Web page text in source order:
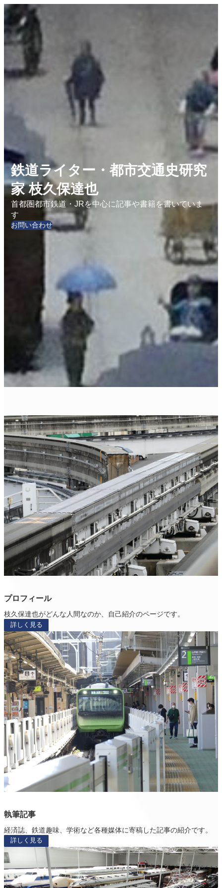
内
を
ス
キ
鉄道ライター・都市交通史研究
家 枝久保達也
首都圏都市鉄道・JRを中心に記事や書籍を書いていま
す
お問い合わせ
プロフィール
枝久保達也がどんな人間なのか、自己紹介のページです。
詳しく見る
執筆記事
経済誌、鉄道趣味、学術など各種媒体に寄稿した記事の紹介です。
詳しく見る